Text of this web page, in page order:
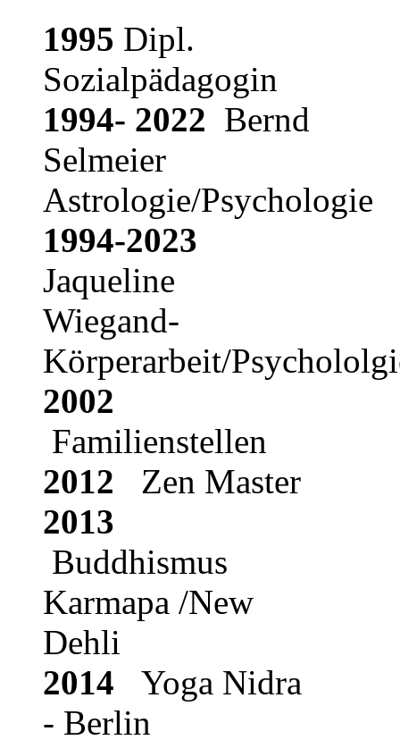
1995 Dipl.
Sozialpädagogin
1994- 2022 Bernd
Selmeier
Astrologie/Psychologie
1994-2023
Jaqueline
Wiegand-
Körperarbeit/
2002
Familienstellen
2012
Zen Master
2013
Buddhismus
Karmapa /New
Dehli
2014 Yoga Nidra
- Berlin